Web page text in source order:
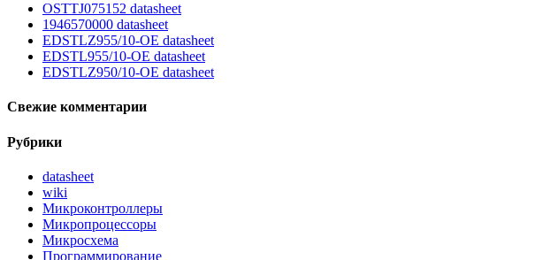
OSTTJ075152 datasheet
1946570000 datasheet
EDSTLZ955/10-OE datasheet
EDSTL955/10-OE datasheet
EDSTLZ950/10-OE datasheet
Свежие комментарии
Рубрики
datasheet
wiki
Микроконтроллеры
Микропроцессоры
Микросхема
Программирование